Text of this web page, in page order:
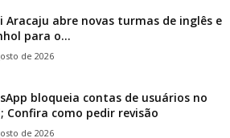
Aracaju abre novas turmas de inglês e
para o...
de 2026
bloqueia contas de usuários no
Confira como pedir revisão
de 2026